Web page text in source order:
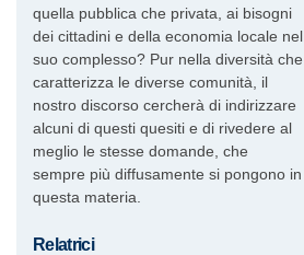
quella pubblica che privata, ai bisogni
dei cittadini e della economia locale nel
suo complesso? Pur nella diversità che
caratterizza le diverse comunità, il
nostro discorso cercherà di indirizzare
alcuni di questi quesiti e di rivedere al
meglio le stesse domande, che
sempre più diffusamente si pongono in
questa materia.
Relatrici